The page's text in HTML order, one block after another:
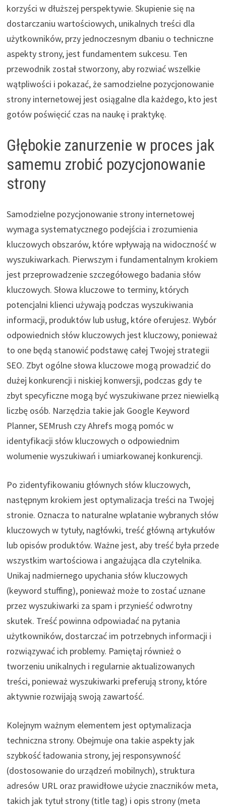
korzyści w dłuższej perspektywie. Skupienie się na
dostarczaniu wartościowych, unikalnych treści dla
użytkowników, przy jednoczesnym dbaniu o techniczne
aspekty strony, jest fundamentem sukcesu. Ten
przewodnik został stworzony, aby rozwiać wszelkie
wątpliwości i pokazać, że samodzielne pozycjonowanie
strony internetowej jest osiągalne dla każdego, kto jest
gotów poświęcić czas na naukę i praktykę.
Głębokie zanurzenie w proces jak
samemu zrobić pozycjonowanie
strony
Samodzielne pozycjonowanie strony internetowej
wymaga systematycznego podejścia i zrozumienia
kluczowych obszarów, które wpływają na widoczność w
wyszukiwarkach. Pierwszym i fundamentalnym krokiem
jest przeprowadzenie szczegółowego badania słów
kluczowych. Słowa kluczowe to terminy, których
potencjalni klienci używają podczas wyszukiwania
informacji, produktów lub usług, które oferujesz. Wybór
odpowiednich słów kluczowych jest kluczowy, ponieważ
to one będą stanowić podstawę całej Twojej strategii
SEO. Zbyt ogólne słowa kluczowe mogą prowadzić do
dużej konkurencji i niskiej konwersji, podczas gdy te
zbyt specyficzne mogą być wyszukiwane przez niewielką
liczbę osób. Narzędzia takie jak Google Keyword
Planner, SEMrush czy Ahrefs mogą pomóc w
identyfikacji słów kluczowych o odpowiednim
wolumenie wyszukiwań i umiarkowanej konkurencji.
Po zidentyfikowaniu głównych słów kluczowych,
następnym krokiem jest optymalizacja treści na Twojej
stronie. Oznacza to naturalne wplatanie wybranych słów
kluczowych w tytuły, nagłówki, treść główną artykułów
lub opisów produktów. Ważne jest, aby treść była przede
wszystkim wartościowa i angażująca dla czytelnika.
Unikaj nadmiernego upychania słów kluczowych
(keyword stuffing), ponieważ może to zostać uznane
przez wyszukiwarki za spam i przynieść odwrotny
skutek. Treść powinna odpowiadać na pytania
użytkowników, dostarczać im potrzebnych informacji i
rozwiązywać ich problemy. Pamiętaj również o
tworzeniu unikalnych i regularnie aktualizowanych
treści, ponieważ wyszukiwarki preferują strony, które
aktywnie rozwijają swoją zawartość.
Kolejnym ważnym elementem jest optymalizacja
techniczna strony. Obejmuje ona takie aspekty jak
szybkość ładowania strony, jej responsywność
(dostosowanie do urządzeń mobilnych), struktura
adresów URL oraz prawidłowe użycie znaczników meta,
takich jak tytuł strony (title tag) i opis strony (meta